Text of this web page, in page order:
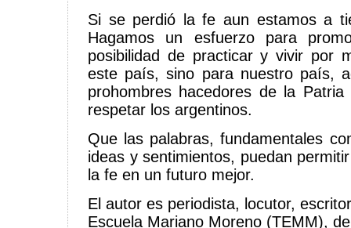
Si se perdió la fe aun estamos a
Hagamos un esfuerzo para
posibilidad de practicar y vivir por
este país, sino para nuestro país,
prohombres hacedores de la
respetar los argentinos.
Que las palabras, fundamentales
ideas y sentimientos, puedan
la fe en un futuro mejor.
El autor es periodista, locutor,
Escuela Mariano Moreno (TEMM),